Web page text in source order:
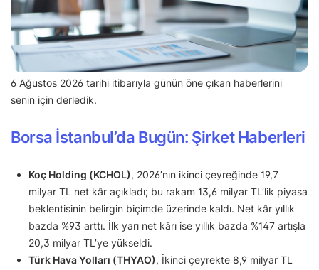
6 Ağustos 2026 tarihi itibarıyla günün öne çıkan haberlerini
senin için derledik.
Borsa İstanbul’da Bugün: Şirket Haberleri
Koç Holding (KCHOL), 2026’nın ikinci çeyreğinde 19,7
milyar TL net kâr açıkladı; bu rakam 13,6 milyar TL’lik piyasa
beklentisinin belirgin biçimde üzerinde kaldı. Net kâr yıllık
bazda %93 arttı. İlk yarı net kârı ise yıllık bazda %147 artışla
20,3 milyar TL’ye yükseldi.
Türk Hava Yolları (THYAO), İkinci çeyrekte 8,9 milyar TL